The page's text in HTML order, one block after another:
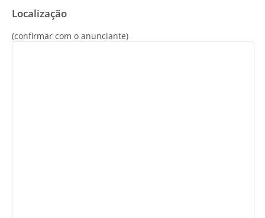
Localização
(confirmar com o anunciante)